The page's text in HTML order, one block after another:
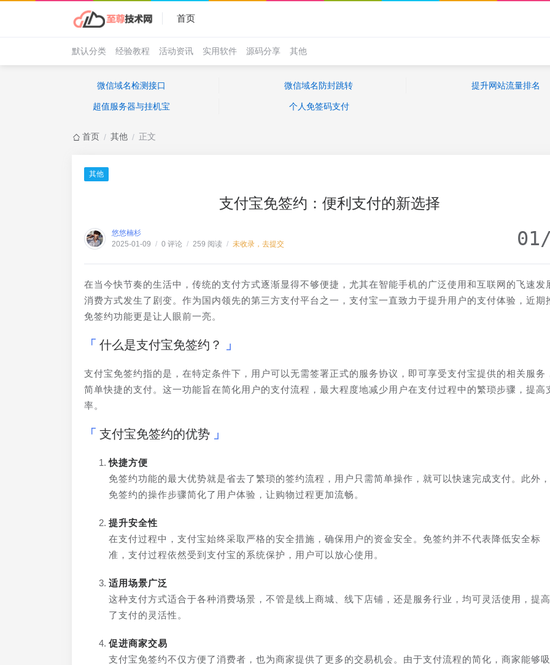
首页
默认分类 经验教程 活动资讯 实用软件 源码分享 其他
微信域名检测接口 微信域名防封跳转 提升网站流量排名
超值服务器与挂机宝 个人免签码支付
首页 / 其他 / 正文
其他
支付宝免签约：便利支付的新选择
悠悠楠杉
2025-01-09 / 0 评论 / 259 阅读 / 未收录，去提交
在当今快节奏的生活中，传统的支付方式逐渐显得不够便捷，尤其在智能手机的广泛使用和互联网的飞速发
消费方式发生了剧变。作为国内领先的第三方支付平台之一，支付宝一直致力于提升用户的支付体验，近期
免签约功能更是让人眼前一亮。
什么是支付宝免签约？
支付宝免签约指的是，在特定条件下，用户可以无需签署正式的服务协议，即可享受支付宝提供的相关服务
简单快捷的支付。这一功能旨在简化用户的支付流程，最大程度地减少用户在支付过程中的繁琐步骤，提高
率。
支付宝免签约的优势
快捷方便
免签约功能的最大优势就是省去了繁琐的签约流程，用户只需简单操作，就可以快速完成支付。此外，
免签约的操作步骤简化了用户体验，让购物过程更加流畅。
提升安全性
在支付过程中，支付宝始终采取严格的安全措施，确保用户的资金安全。免签约并不代表降低安全标
准，支付过程依然受到支付宝的系统保护，用户可以放心使用。
适用场景广泛
这种支付方式适合于各种消费场景，不管是线上商城、线下店铺，还是服务行业，均可灵活使用，提高
了支付的灵活性。
促进商家交易
支付宝免签约不仅方便了消费者，也为商家提供了更多的交易机会。由于支付流程的简化，商家能够吸